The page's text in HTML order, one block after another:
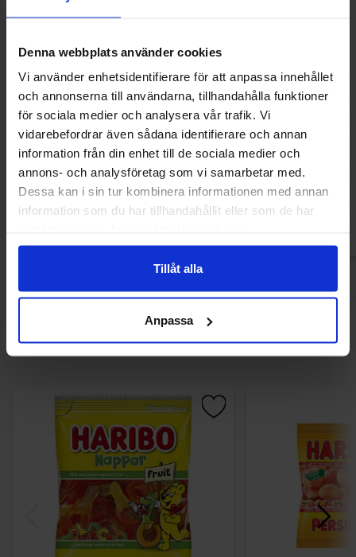
Denna webbplats använder cookies
Vi använder enhetsidentifierare för att anpassa innehållet
och annonserna till användarna, tillhandahålla funktioner
för sociala medier och analysera vår trafik. Vi
vidarebefordrar även sådana identifierare och annan
information från din enhet till de sociala medier och
annons- och analysföretag som vi samarbetar med.
Dessa kan i sin tur kombinera informationen med annan
information som du har tillhandahållit eller som de har
Tillåt alla
Anpassa
Haribo Happy Cherries Sour 75g
12.90 kr
Andra gillade